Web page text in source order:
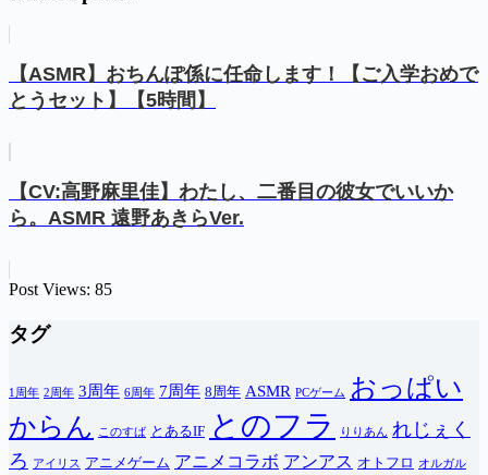
【ASMR】おちんぽ係に任命します！【ご入学おめで
とうセット】【5時間】
【CV:高野麻里佳】わたし、二番目の彼女でいいか
ら。ASMR 遠野あきらVer.
Post Views: 85
タグ
1周年 2周年 3周年 6周年 7周年 8周年 ASMR PCゲーム
おっぱい
からん
このすば とあるIF とのフラ りりあん れじぇく
ろ
アイリス アニメゲーム アニメコラボ アンアス オトフロ オルガル